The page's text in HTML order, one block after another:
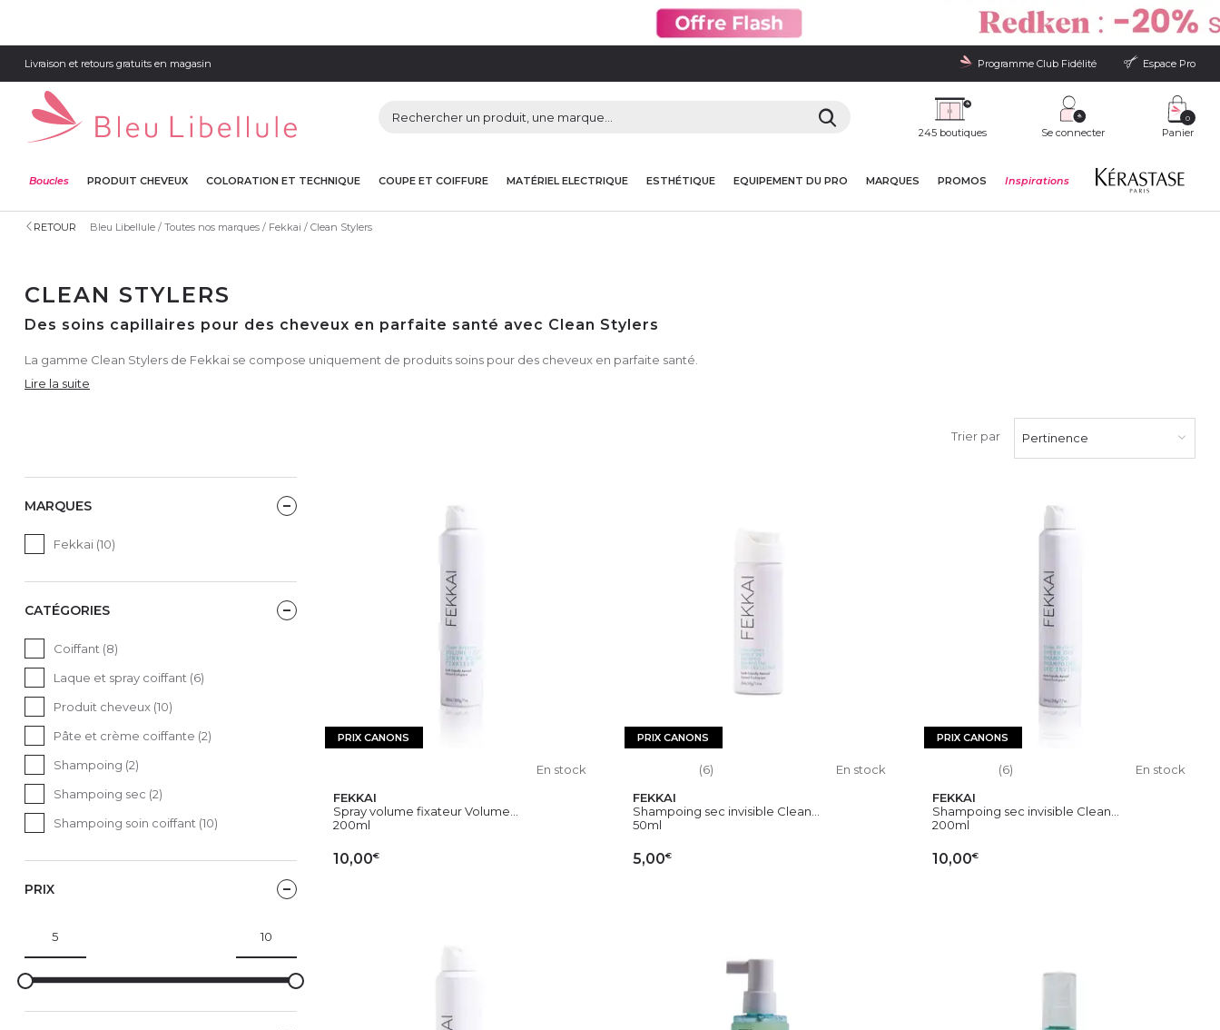
Livraison et retours gratuits en magasin Programme Club Fidélité Espace Pro
245 boutiques Se connecter Panier
0
Boucles PRODUIT CHEVEUX COLORATION ET TECHNIQUE COUPE ET COIFFURE MATÉRIEL ELECTRIQUE ESTHÉTIQUE EQUIPEMENT DU PRO MARQUES PROMOS Inspirations
RETOUR Bleu Libellule Toutes nos marques Fekkai Clean Stylers
CLEAN STYLERS
Des soins capillaires pour des cheveux en parfaite santé avec Clean Stylers
La gamme Clean Stylers de Fekkai se compose uniquement de produits soins pour des cheveux en parfaite santé.
Lire la suite
Trier par Pertinence
PRIX CANONS
En stock
FEKKAI
Spray volume fixateur Volume...
200ml
10,00€
PRIX CANONS
(6)
En stock
FEKKAI
Shampoing sec invisible Clean...
50ml
5,00€
PRIX CANONS
(6)
En stock
FEKKAI
Shampoing sec invisible Clean...
200ml
10,00€
MARQUES
Fekkai (10)
CATÉGORIES
Coiffant (8)
Laque et spray coiffant (6)
Produit cheveux (10)
Pâte et crème coiffante (2)
Shampoing (2)
Shampoing sec (2)
Shampoing soin coiffant (10)
PRIX